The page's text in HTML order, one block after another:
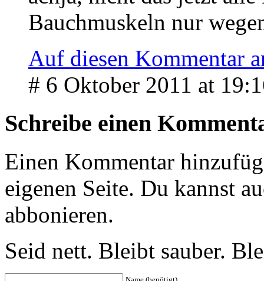
Bauchmuskeln nur
Auf diesen Kommentar
# 6 Oktober 2011 at
Schreibe einen
Einen Kommentar
eigenen Seite. Du kannst
abbonieren.
Seid nett. Bleibt sauber.
Name (benötigt)